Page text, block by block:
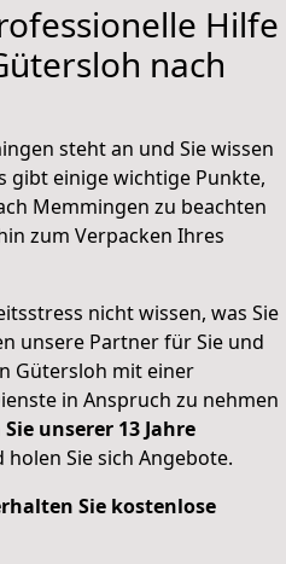
Hilfe
nach
steht an und Sie wissen
gibt einige wichtige Punkte,
Memmingen zu beachten
zum Verpacken Ihres
nicht wissen, was Sie
unsere Partner für Sie und
Gütersloh mit einer
in Anspruch zu nehmen
unserer 13 Jahre
Sie sich Angebote.
Sie kostenlose